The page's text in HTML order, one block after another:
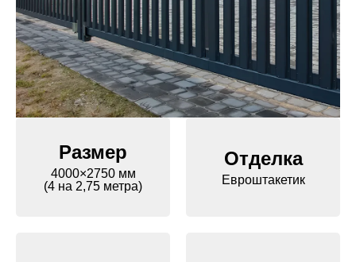
Размер
4000×2750 мм
(4 на 2,75 метра)
Отделка
Евроштакетик